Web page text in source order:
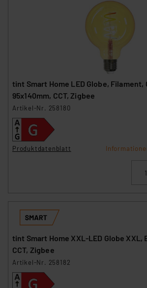
tint Smart Home LED Globe, Filament,
95x140mm, CCT, Zigbee
Artikel-Nr. 258180
Produktdatenblatt
tint Smart Home XXL-LED Globe XXL,
CCT, Zigbee
Artikel-Nr. 258182